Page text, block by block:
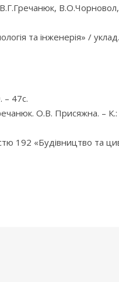
В.Г.Гречанюк,
та інженерія» /
– 47с.
О.В. Присяжна. –
192 «Будівництво та